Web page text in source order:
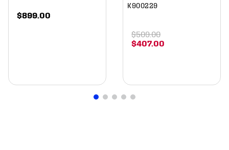
$899.00
K900229
$407.00
$509.00